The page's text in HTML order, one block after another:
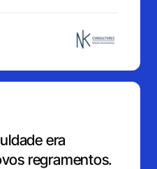
era
regramentos.